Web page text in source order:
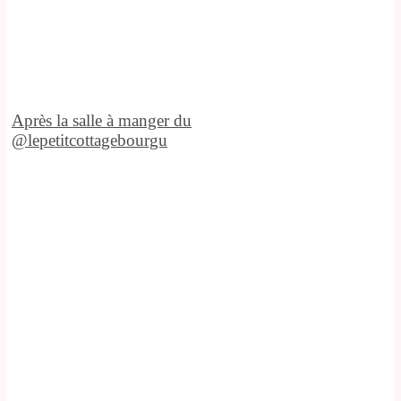
Après la salle à manger du
@lepetitcottagebourgu